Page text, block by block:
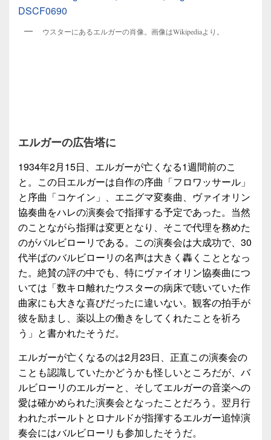
ウスターにあるエルガーの肖像。画像はWikipediaより。
エルガーの広告塔に
1934年2月15日、エルガーが亡くなる1週間前のこ
と。この日エルガーは自作の序曲「フロワッサール」
と序曲「コケイン」、エニグマ変奏曲、ヴァイオリン
協奏曲をハレの演奏会で指揮する予定であった。当然
のことながら指揮は変更となり、そこで代理を務めた
のがバルビローリである。この演奏会は大成功で、30
代半ばのバルビローリの名声は大きく轟くこととなっ
た。絶賛の評の中でも、特にヴァイオリン協奏曲につ
いては「数キロ離れたウスターの病床で聴いていた作
曲家にも大きな喜びだったに違いない。観客の拍手が
彼を励まし、薬以上の働きをしてくれたことを祈ろ
う」と書かれたそうだ。
エルガーが亡くなるのは2月23日、正直この演奏会の
ことも認識していたかどうかも怪しいところだが、バ
ルビローリのエルガーと、そしてエルガーの音楽への
愛は確かめられた演奏会となったことだろう。翌月行
われたボールトとロナルドが指揮するエルガー追悼演
奏会にはバルビローリも参加したそうだ。